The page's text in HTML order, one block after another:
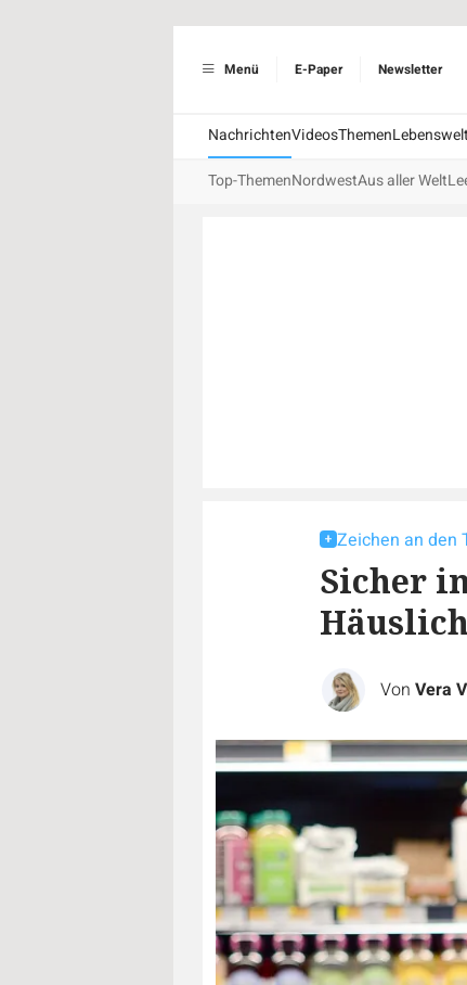
Menü E-Paper Newsletter
NachrichtenVideosThemen
Top-ThemenNordwestAus aller Welt
Zeichen an den
Sicher
Von Vera